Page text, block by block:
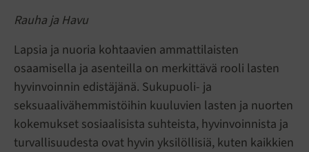
Rauha ja Havu
Lapsia ja nuoria kohtaavien ammattilaisten
osaamisella ja asenteilla on merkittävä rooli lasten
hyvinvoinnin edistäjänä. Sukupuoli- ja
seksuaalivähemmistöihin kuuluvien lasten ja nuorten
kokemukset sosiaalisista suhteista, hyvinvoinnista ja
turvallisuudesta ovat hyvin yksilöllisiä, kuten kaikkien